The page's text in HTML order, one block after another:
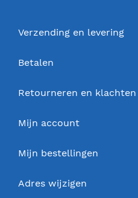
Verzending en levering
Betalen
Retourneren en klachten
Mijn account
Mijn bestellingen
Adres wijzigen